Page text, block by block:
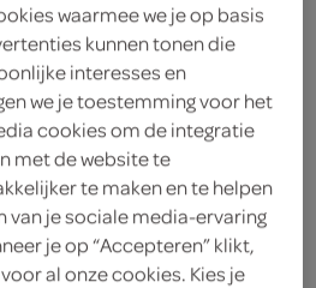
85 kies je SPAR
Poell toast tuinkruiden
Gram
55 kies je SPAR
waarmee we je op basis
kunnen tonen die
interesses en
we je toestemming voor het
cookies om de integratie
met de website te
te maken en te helpen
van je sociale media-ervaring
je op “Accepteren” klikt,
al onze cookies. Kies je